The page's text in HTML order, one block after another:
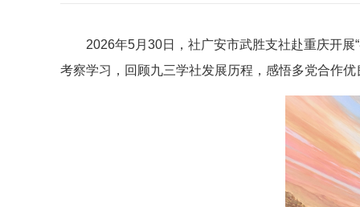
2026年5月30日，社广安市武胜支社赴重庆开
考察学习，回顾九三学社发展历程，感悟多党合作